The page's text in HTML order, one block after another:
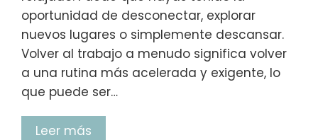
oportunidad de desconectar, explorar
nuevos lugares o simplemente descansar.
Volver al trabajo a menudo significa volver
a una rutina más acelerada y exigente, lo
que puede ser…
Leer más